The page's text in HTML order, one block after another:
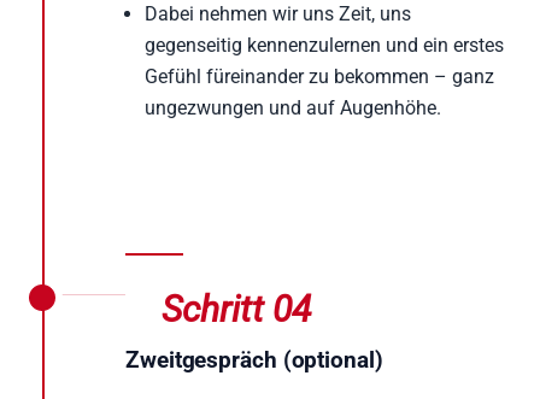
Dabei nehmen wir uns Zeit, uns
gegenseitig kennenzulernen und ein erstes
Gefühl füreinander zu bekommen – ganz
ungezwungen und auf Augenhöhe.
Schritt 04
Zweitgespräch (optional)